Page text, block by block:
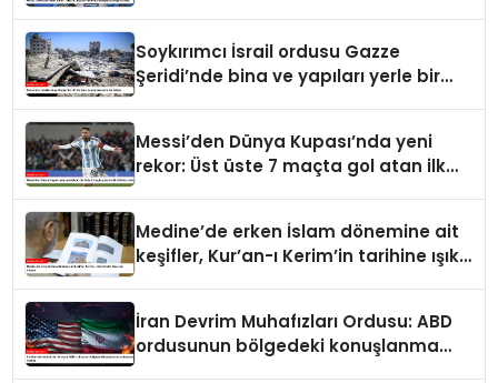
Soykırımcı İsrail ordusu Gazze
Şeridi’nde bina ve yapıları yerle bir
Messi’den Dünya Kupası’nda yeni
rekor: Üst üste 7 maçta gol atan ilk
Medine’de erken İslam dönemine ait
keşifler, Kur’an-ı Kerim’in tarihine ışık
İran Devrim Muhafızları Ordusu: ABD
ordusunun bölgedeki konuşlanma